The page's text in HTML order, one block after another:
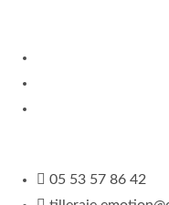
05 53 57 86 42